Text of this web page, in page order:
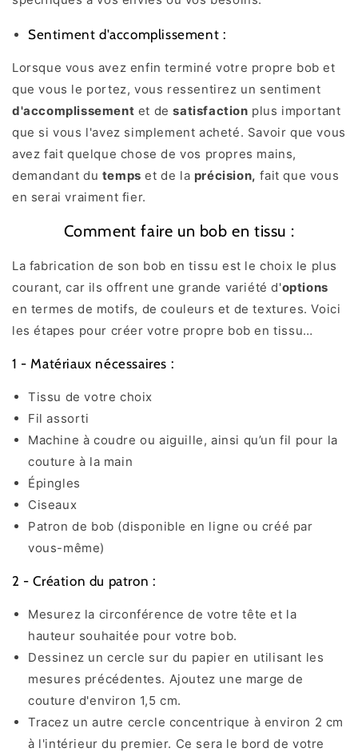
Sentiment d'accomplissement :
Lorsque vous avez enfin terminé votre propre bob et
que vous le portez, vous ressentirez un sentiment
d'accomplissement et desatisfaction plus important
que si vous l'avez simplement acheté. Savoir que vous
avez fait quelque chose de vos propres mains,
demandant du temps et de la précision, fait que vous
en serai vraiment fier.
Comment faire un bob en tissu :
La fabrication de son bob en tissu est le choix le plus
courant, car ils offrent une grande variété d'options
en termes de motifs, de couleurs et de textures. Voici
les étapes pour créer votre propre bob en tissu…
1 - Matériaux nécessaires :
Tissu de votre choix
Fil assorti
Machine à coudre ou aiguille, ainsi qu’un fil pour la
couture à la main
Épingles
Ciseaux
Patron de bob (disponible en ligne ou créé par
vous-même)
2 - Création du patron :
Mesurez la circonférence de votre tête et la
hauteur souhaitée pour votre bob.
Dessinez un cercle sur du papier en utilisant les
mesures précédentes. Ajoutez une marge de
couture d'environ 1,5 cm.
Tracez un autre cercle concentrique à environ 2 cm
à l'intérieur du premier. Ce sera le bord de votre